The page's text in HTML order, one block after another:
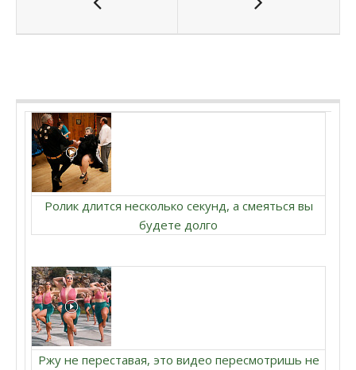
Ролик длится несколько секунд, а смеяться вы
будете долго
Ржу не переставая, это видео пересмотришь не